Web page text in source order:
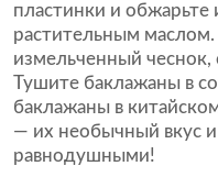
пластинки и обжарьте
растительным маслом.
измельченный чеснок,
Тушите баклажаны в
баклажаны в
— их необычный вкус и
равнодушными!